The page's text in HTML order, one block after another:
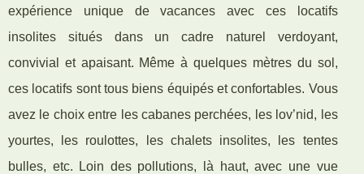
expérience unique de vacances avec ces locatifs
insolites situés dans un cadre naturel verdoyant,
convivial et apaisant. Même à quelques mètres du sol,
ces locatifs sont tous biens équipés et confortables. Vous
avez le choix entre les cabanes perchées, les lov’nid, les
yourtes, les roulottes, les chalets insolites, les tentes
bulles, etc. Loin des pollutions, là haut, avec une vue